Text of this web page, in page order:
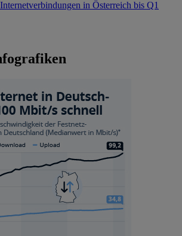
in Österreich bis Q1